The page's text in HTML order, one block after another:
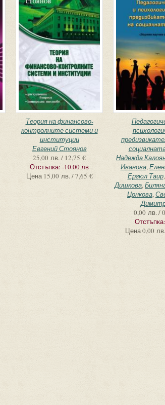
Теория на финансово-
контролните системи и
институции
Евгений Стоянов
25,00 лв. / 12,75 €
Отстъпка: -10.00 лв
Цена 15,00 лв. / 7,65 €
Надежда
Иванова,
Ергюл Таир,
Дишкова,
Цонкова,
0,00 лв. /
Отстъпка:
Цена0,00